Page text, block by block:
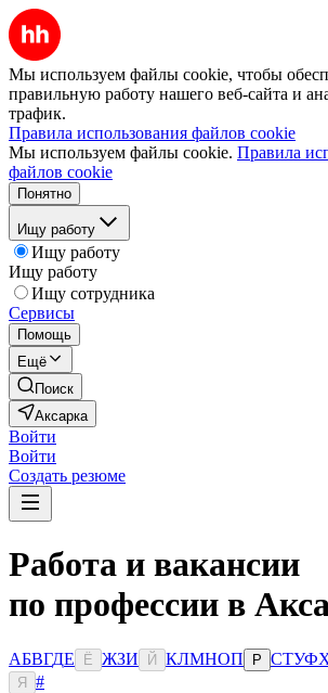
Мы используем файлы cookie, чтобы
правильную работу нашего веб-сайта и
трафик.
Правила использования файлов cookie
Мы используем файлы cookie. Правила
файлов cookie
Понятно
Ищу работу
Ищу работу
Ищу работу
Ищу сотрудника
Сервисы
Помощь
Ещё
Поиск
Аксарка
Войти
Войти
Создать резюме
Работа и вакансии
по профессии в
АБВГДЕ Ё ЖЗИ Й КЛМНОП Р СТУФ
Я
#